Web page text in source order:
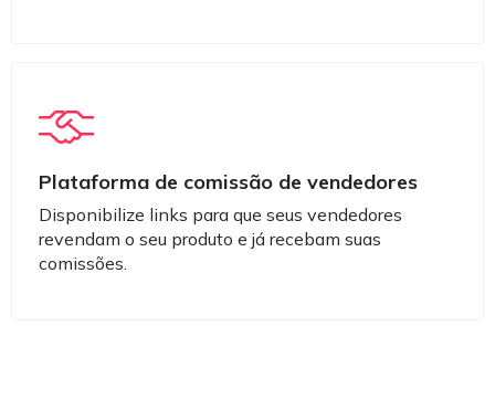
Plataforma de comissão de vendedores
Disponibilize links para que seus vendedores
revendam o seu produto e já recebam suas
comissões.